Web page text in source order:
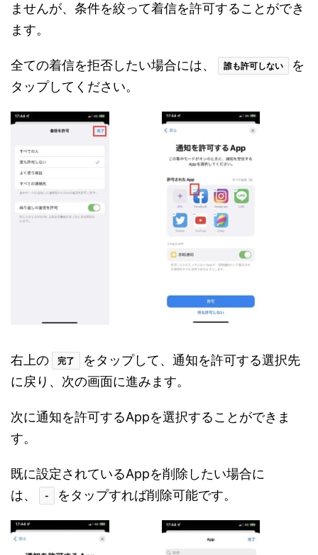
ませんが、条件を絞って着信を許可することができ
ます。
全ての着信を拒否したい場合には、 誰も許可しない
を
タップしてください。
右上の 完了
をタップして、通知を許可する選択先
に戻り、次の画面に進みます。
次に通知を許可するAppを選択することができま
す。
既に設定されているAppを削除したい場合に
は、
- をタップすれば削除可能です。